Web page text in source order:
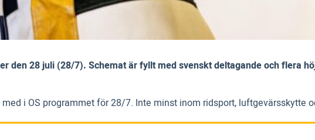
den 28 juli (28/7). Schemat är fyllt med svenskt deltagande och flera
i OS programmet för 28/7. Inte minst inom ridsport, luftgevärsskytte